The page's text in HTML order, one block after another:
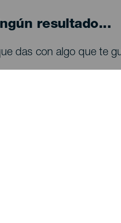
resultado...
das con algo que te